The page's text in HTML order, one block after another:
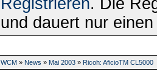
Registrieren. Die
und dauert nur
WCM» News » Mai 2003» Ricoh: AficioTM CL5000